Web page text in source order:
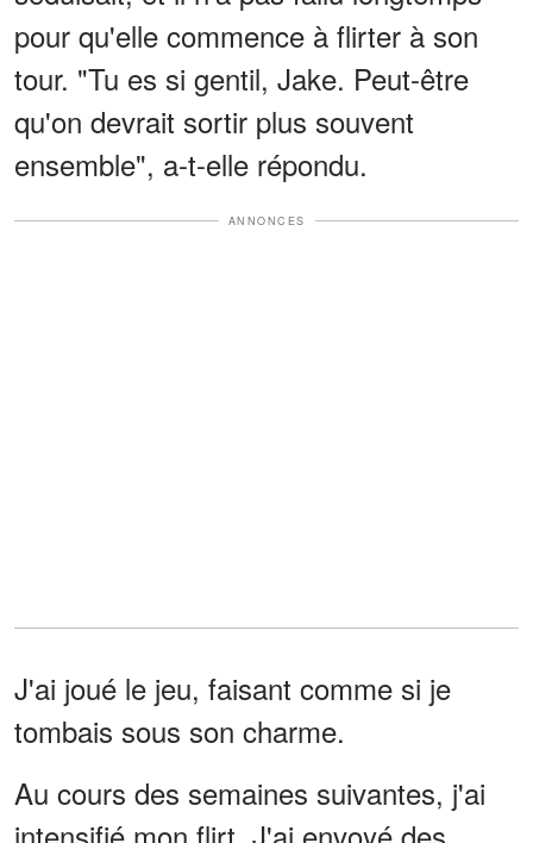
pour qu'elle commence à flirter à son
tour. "Tu es si gentil, Jake. Peut-être
qu'on devrait sortir plus souvent
ensemble", a-t-elle répondu.
ANNONCES
J'ai joué le jeu, faisant comme si je
tombais sous son charme.
Au cours des semaines suivantes, j'ai